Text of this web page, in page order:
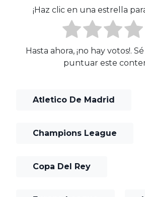
¡Haz clic en una estrella
Hasta ahora, ¡no hay votos!.
puntuar este
Atletico De Madrid
Champions League
Copa Del Rey